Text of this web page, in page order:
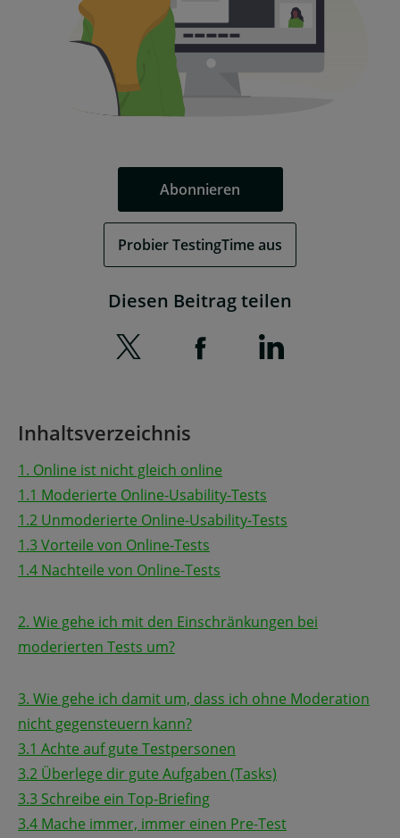
Abonnieren
Probier TestingTime aus
Diesen Beitrag teilen
Inhaltsverzeichnis
1. Online ist nicht gleich online
1.1 Moderierte Online-Usability-Tests
1.2 Unmoderierte Online-Usability-Tests
1.3 Vorteile von Online-Tests
1.4 Nachteile von Online-Tests
2. Wie gehe ich mit den Einschränkungen bei
moderierten Tests um?
3. Wie gehe ich damit um, dass ich ohne Moderation
nicht gegensteuern kann?
3.1 Achte auf gute Testpersonen
3.2 Überlege dir gute Aufgaben (Tasks)
3.3 Schreibe ein Top-Briefing
3.4 Mache immer, immer einen Pre-Test